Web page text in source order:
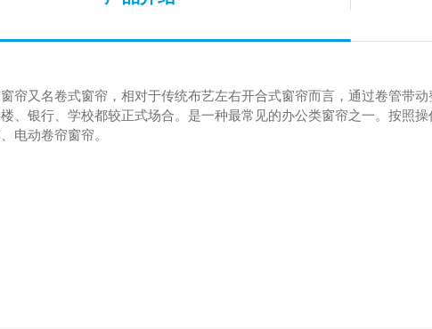
帘又名卷式窗帘，相对于传统布艺左右开合式窗帘而言，通过卷管带
、银行、学校都较正式场合。是一种最常见的办公类窗帘之一。按照
电动卷帘窗帘。